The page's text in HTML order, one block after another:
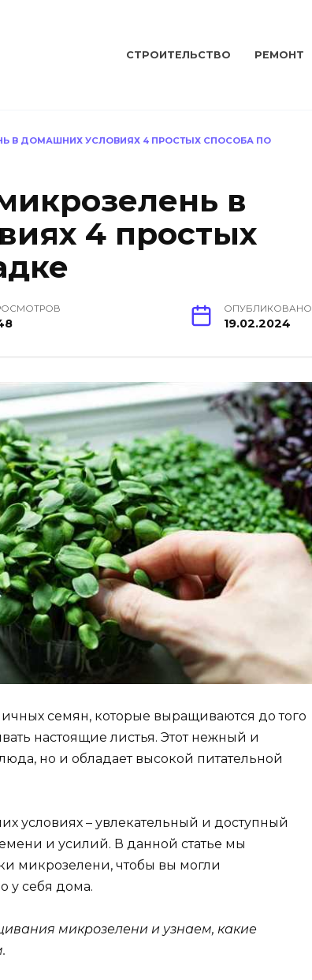
СТРОИТЕЛЬСТВО РЕМОНТ
В ДОМАШНИХ УСЛОВИЯХ 4 ПРОСТЫХ СПОСОБА ПО
в
4 простых
ОПУБЛИКОВАНО
19.02.2024
семян, которые выращиваются до того
настоящие листья. Этот нежный и
но и обладает высокой питательной
условиях – увлекательный и доступный
и усилий. В данной статье мы
микрозелени, чтобы вы могли
у себя дома.
микрозелени и узнаем, какие